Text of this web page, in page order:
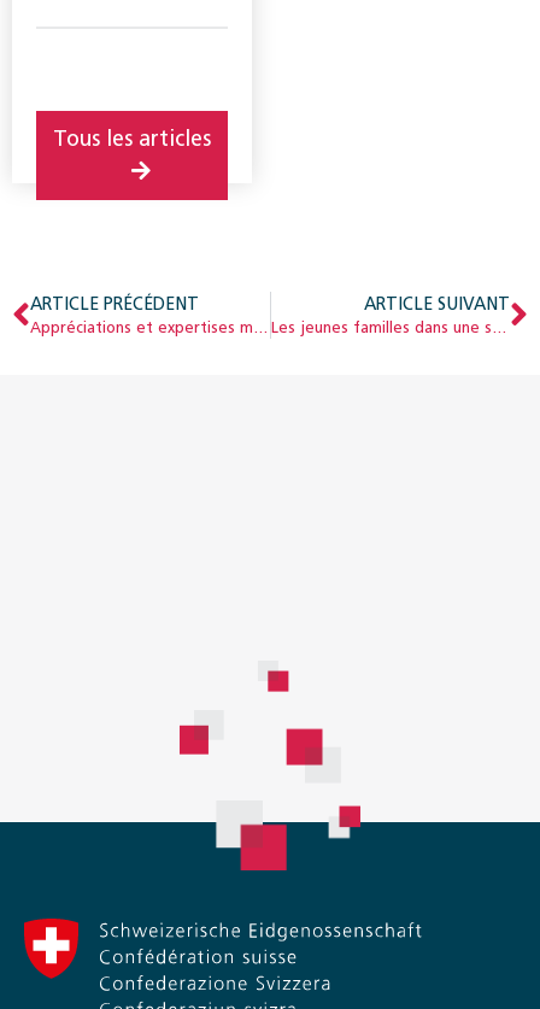
Tous les articles
ARTICLE PRÉCÉDENT
Appréciations et expertises médicales dans l’AI
ARTICLE SUIVANT
Les jeunes familles dans une société en pleine mutation